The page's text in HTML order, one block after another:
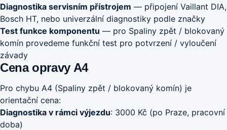
Diagnostika servisním přístrojem — připojení Vaillant DIA,
Bosch HT, nebo univerzální diagnostiky podle značky
Test funkce komponentu — pro Spaliny zpět / blokovaný
komín provedeme funkční test pro potvrzení / vyloučení
závady
Cena opravy A4
Pro chybu A4 (Spaliny zpět / blokovaný komín) je
orientační cena:
Diagnostika v rámci výjezdu: 3000 Kč (po Praze, pracovní
doba)